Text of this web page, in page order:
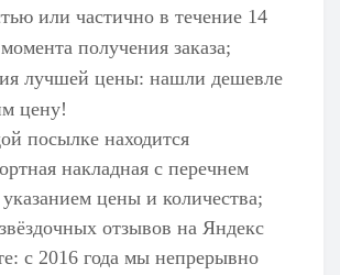
или частично в течение 14
получения заказа;
лучшей цены: нашли дешевле
цену!
посылке находится
накладная с перечнем
указанием цены и количества;
отзывов на Яндекс
: с 2016 года мы непрерывно